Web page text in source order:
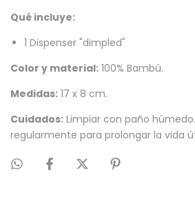
Qué incluye:
1 Dispenser "dimpled"
Color y material: 100% Bambú.
Medidas: 17 x 8 cm.
Cuidados: Limpiar con paño
regularmente para prolongar la vida